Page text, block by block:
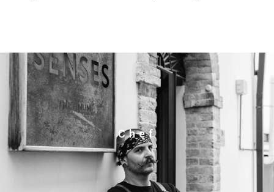
Chef